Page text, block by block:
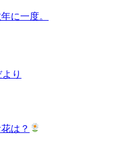
に一度。
より
は？